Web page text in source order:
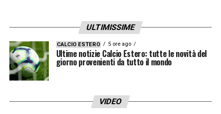
ULTIMISSIME
CALCIO ESTERO 5 ore ago
Ultime notizie Calcio Estero: tutte le novità del
giorno provenienti da tutto il mondo
VIDEO